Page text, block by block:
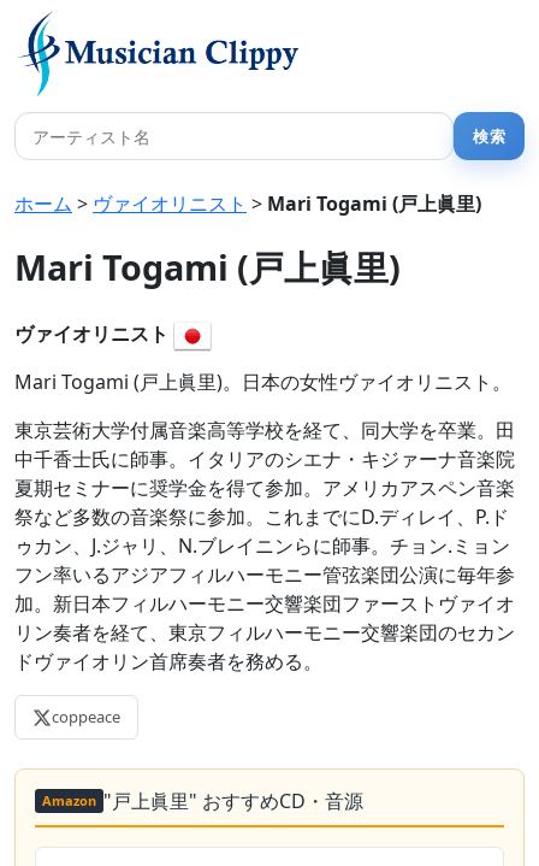
ホーム > ヴァイオリニスト > Mari Togami (戸上眞里)
Mari Togami (戸上眞里)
ヴァイオリニスト
Mari Togami (戸上眞里)。日本の女性ヴァイオリニスト。
東京芸術大学付属音楽高等学校を経て、同大学を卒業。田
中千香士氏に師事。イタリアのシエナ・キジァーナ音楽院
夏期セミナーに奨学金を得て参加。アメリカアスペン音楽
祭など多数の音楽祭に参加。これまでにD.ディレイ、P.ド
ゥカン、J.ジャリ、N.ブレイニンらに師事。チョン.ミョン
フン率いるアジアフィルハーモニー管弦楽団公演に毎年参
加。新日本フィルハーモニー交響楽団ファーストヴァイオ
リン奏者を経て、東京フィルハーモニー交響楽団のセカン
ドヴァイオリン首席奏者を務める。
coppeace
Amazon "戸上眞里" おすすめCD・音源